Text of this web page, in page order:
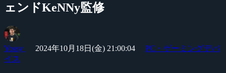
ェンドKeNNy監修
Yossy 2024年10月18日(金) 21:00:04
PC・ゲーミングデバ
イス